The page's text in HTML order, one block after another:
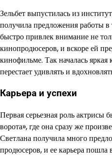
Зельбет выпустилась из
получила предложения работы
быстро привлек внимание не
кинопродюсеров, и вскоре ей
кинофильме. Так началась яркая
перестает удивлять и
Карьера и успехи
Первая серьезная роль актрисы
ворота», где она сразу же
Светлана получила много
продюсеров, и ее карьера пошла